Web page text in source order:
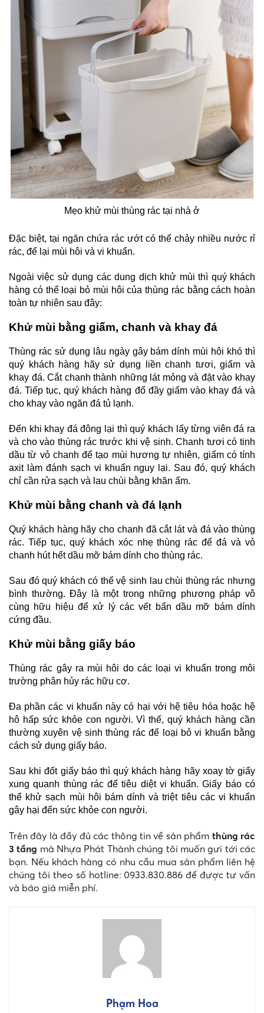
Mẹo khử mùi thùng rác tại nhà ở
Đặc biệt, tại ngăn chứa rác ướt có thể chảy nhiều nước rỉ
rác, để lại mùi hôi và vi khuẩn.
Ngoài việc sử dụng các dung dịch khử mùi thì quý khách
hàng có thể loại bỏ mùi hôi của thùng rác bằng cách hoàn
toàn tự nhiên sau đây:
Khử mùi bằng giấm, chanh và khay đá
Thùng rác sử dụng lâu ngày gây bám dính mùi hôi khó thì
quý khách hàng hãy sử dụng liền chanh tươi, giấm và
khay đá. Cắt chanh thành những lát mỏng và đặt vào khay
đá. Tiếp tục, quý khách hàng đổ đầy giấm vào khay đá và
cho khay vào ngăn đá tủ lạnh.
Đến khi khay đá đông lại thì quý khách lấy từng viên đá ra
và cho vào thùng rác trước khi vệ sinh. Chanh tươi có tinh
dầu từ vỏ chanh để tạo mùi hương tự nhiên, giấm có tính
axit làm đánh sạch vi khuẩn nguy lại. Sau đó, quý khách
chỉ cần rửa sạch và lau chùi bằng khăn ẩm.
Khử mùi bằng chanh và đá lạnh
Quý khách hàng hãy cho chanh đã cắt lát và đá vào thùng
rác. Tiếp tục, quý khách xóc nhẹ thùng rác để đá và vỏ
chanh hút hết dầu mỡ bám dính cho thùng rác.
Sau đó quý khách có thể vệ sinh lau chùi thùng rác nhưng
bình thường. Đây là một trong những phương pháp vô
cùng hữu hiệu để xử lý các vết bẩn dầu mỡ bám dính
cứng đầu.
Khử mùi bằng giấy báo
Thùng rác gây ra mùi hôi do các loại vi khuẩn trong môi
trường phân hủy rác hữu cơ.
Đa phần các vi khuẩn này có hại với hệ tiêu hóa hoặc hệ
hô hấp sức khỏe con người. Vì thế, quý khách hàng cần
thường xuyên vệ sinh thùng rác để loại bỏ vi khuẩn bằng
cách sử dụng giấy báo.
Sau khi đốt giấy báo thì quý khách hàng hãy xoay tờ giấy
xung quanh thùng rác để tiêu diệt vi khuẩn. Giấy báo có
thể khử sạch mùi hôi bám dính và triệt tiêu các vi khuẩn
gây hại đến sức khỏe con người.
Trên đây là đầy đủ các thông tin về sản phẩm thùng rác
3 tầng mà Nhựa Phát Thành chúng tôi muốn gưi tới các
bạn. Nếu khách hàng có nhu cầu mua sản phẩm liên hệ
chúng tôi theo số hotline: 0933.830.886 để được tư vấn
và báo giá miễn phí.
Phạm Hoa